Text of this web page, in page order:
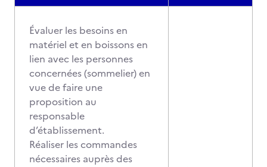
Évaluer les besoins en
matériel et en boissons en
lien avec les personnes
concernées (sommelier) en
vue de faire une
proposition au
responsable
d’établissement.
Réaliser les commandes
nécessaires auprès des